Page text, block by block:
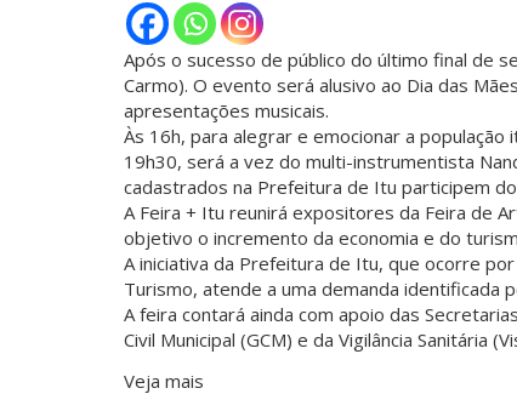
Após o sucesso de público do último final de
Carmo). O evento será alusivo ao Dia das
apresentações musicais.
Às 16h, para alegrar e emocionar a
19h30, será a vez do multi-instrumentista
cadastrados na Prefeitura de Itu participem
A Feira + Itu reunirá expositores da Feira de
objetivo o incremento da economia e do
A iniciativa da Prefeitura de Itu, que ocorre
Turismo, atende a uma demanda identificada
A feira contará ainda com apoio das
Civil Municipal (GCM) e da Vigilância Sanitária
Veja mais